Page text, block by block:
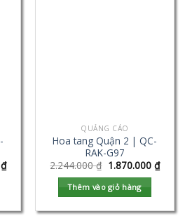
₫
QUẢNG CÁO
Hoa tang Quận 2 | QC-
RAK-G97
2.244.000₫ 1.870.000 ₫
Thêm vào giỏ hàng